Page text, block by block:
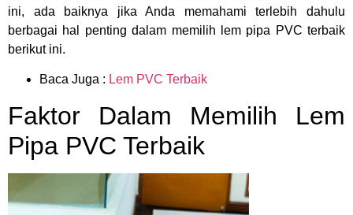
ini, ada baiknya jika Anda memahami terlebih dahulu
berbagai hal penting dalam memilih lem pipa PVC terbaik
berikut ini.
Baca Juga : Lem PVC Terbaik
Faktor Dalam Memilih Lem
Pipa PVC Terbaik